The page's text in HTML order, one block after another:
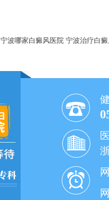
宁波哪家白癜风医院 宁波治疗白